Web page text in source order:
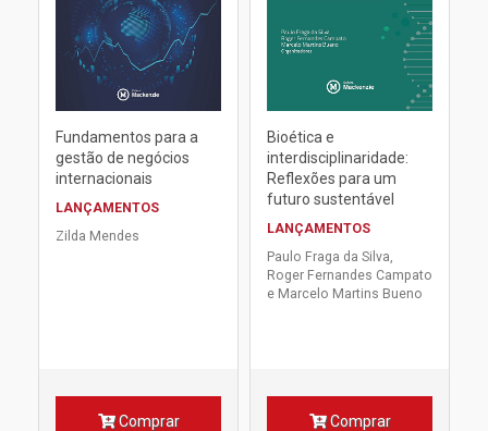
Fundamentos para a
gestão de negócios
internacionais
LANÇAMENTOS
Zilda Mendes
Comprar
Bioética e
interdisciplinaridade:
Reflexões para um
futuro sustentável
LANÇAMENTOS
Paulo Fraga da Silva,
Roger Fernandes Campato
e Marcelo Martins Bueno
Comprar